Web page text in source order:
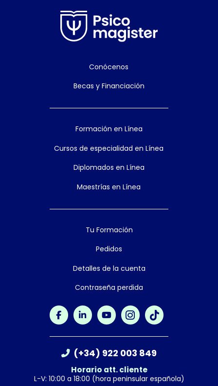
Conócenos
Becas y Financiación
Formación en Línea
Cursos de especialidad en Línea
Diplomados en Línea
Maestrías en Línea
Tu Formación
Pedidos
Detalles de la cuenta
Contraseña perdida
(+34) 922 003 849
Horario att. cliente
L-V: 10:00 a 18:00 (hora peninsular española)